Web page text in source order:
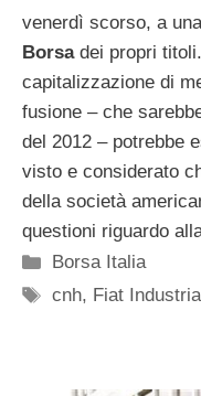
venerdì scorso, a
Borsadei propri
capitalizzazione di
fusione – che
del 2012 – potrebbe
visto e considerato
della società
questioni riguardo
Categorie
Borsa Italia
Tag
cnh, Fiat Industrial